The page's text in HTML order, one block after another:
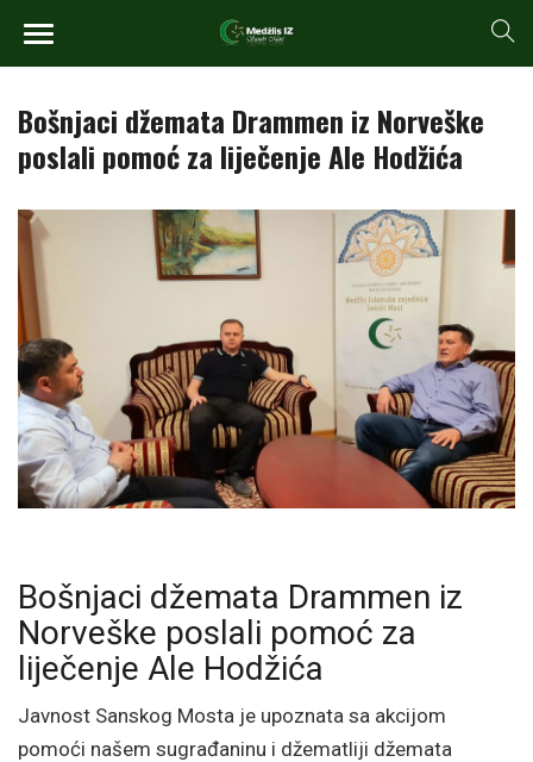
Bošnjaci džemata Drammen iz Norveške
poslali pomoć za liječenje Ale Hodžića
Bošnjaci džemata Drammen iz
Norveške poslali pomoć za
liječenje Ale Hodžića
Javnost Sanskog Mosta je upoznata sa akcijom
pomoći našem sugrađaninu i džematliji džemata